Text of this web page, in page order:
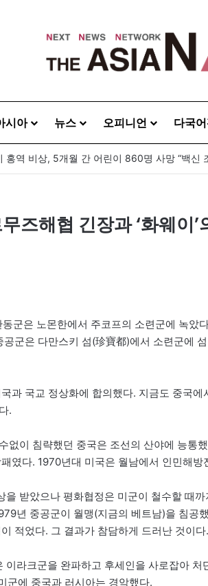
시아 뉴스 오피니언 다국
즈해협 긴장과 ‘화웨이’
군은 노몬한에서 주코프의 소련군에 녹았
군은 다만스키 섬(珍寶都)에서 소련군에
과 국교 정상화에 합의했다. 지금도 중국에
.
없이 침략했던 중국은 조선의 산야에 능통
였다. 1970년대 미국은 월남에서 인민해방
받았으나 평화협정은 미군이 철수할 때
년 중공군이 월맹(지금의 베트남)을 침공
적었다. 그 결과가 참담하게 드러난 것이다.
라크군을 완파하고 후세인을 사로잡아 처
군에 중국과 러시아는 경악했다.